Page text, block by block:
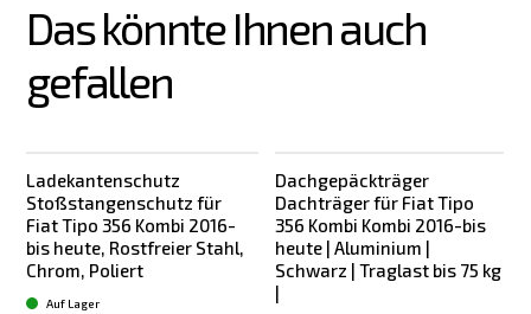
Das könnte Ihnen auch
gefallen
Ladekantenschutz
Stoßstangenschutz für
Fiat Tipo 356 Kombi 2016-
bis heute, Rostfreier Stahl,
Chrom, Poliert
Auf Lager
Dachgepäckträger
Dachträger für Fiat Tipo
356 Kombi Kombi 2016-bis
heute | Aluminium |
Schwarz | Traglast bis 75 kg
|